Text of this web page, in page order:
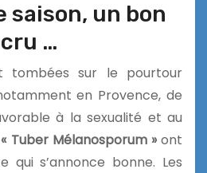
saison, un bon
cru …
tombées sur le pourtour
en Provence, de
à la sexualité et au
« Tuber Mélanosporum »ont
qui s’annonce bonne. Les